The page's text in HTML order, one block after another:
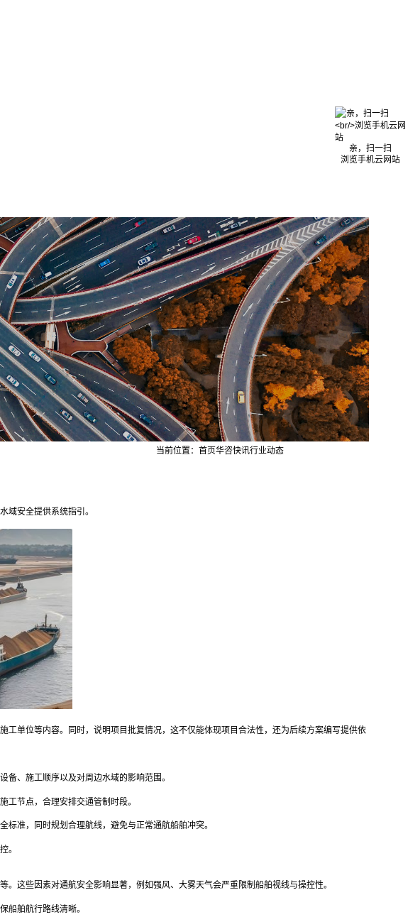
当前位置： 首页华咨快讯行业动态
域安全提供系统指引。
单位等内容。同时，说明项目批复情况，这不仅能体现项目合法性，还为后续方案编写提供依
、施工顺序以及对周边水域的影响范围。
工节点，合理安排交通管制时段。
准，同时规划合理航线，避免与正常通航船舶冲突。
。
这些因素对通航安全影响显著，例如强风、大雾天气会严重限制船舶视线与操控性。
船舶航行路线清晰。
亲，扫一扫
浏览手机云网站